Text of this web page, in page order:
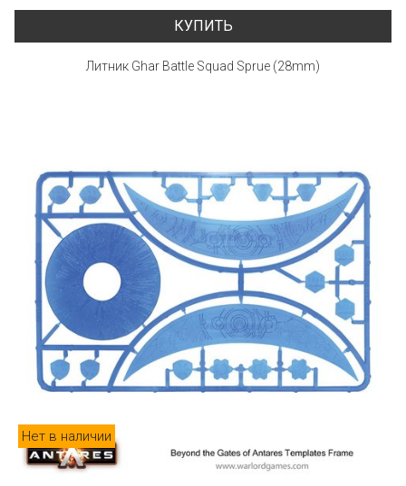
КУПИТЬ
Литник Ghar Battle Squad Sprue (28mm)
Нет в наличии